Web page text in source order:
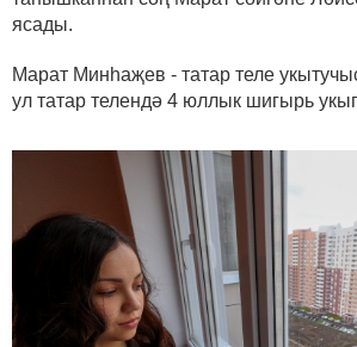
ясады.
Марат Минһаҗев - татар теле
ул татар телендә 4 юллык шигырь